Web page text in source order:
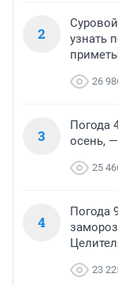
2
узнать
26
3
Погода
осень,
25
4
Погода
23